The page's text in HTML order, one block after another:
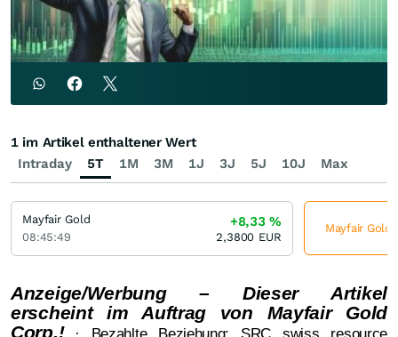
Anzeige/Werbung – Dieser Artikel
erscheint im Auftrag von Mayfair Gold
Intraday 5T 1M 3M 1J 3J 5J 10J Max
1 im Artikel enthaltener Wert
Mayfair Gold
08:45:49
+8,33%
2,3800 EUR
Mayfair Gold